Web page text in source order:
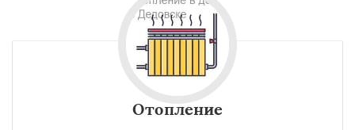
Отопление